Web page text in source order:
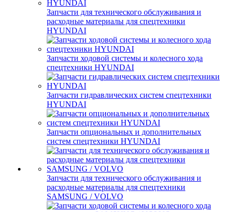
Запчасти для технического обслуживания и
расходные материалы для спецтехники
HYUNDAI
Запчасти ходовой системы и колесного хода
спецтехники HYUNDAI
Запчасти гидравлических систем спецтехники
HYUNDAI
Запчасти опциональных и дополнительных
систем спецтехники HYUNDAI
Запчасти для технического обслуживания и
расходные материалы для спецтехники
SAMSUNG / VOLVO